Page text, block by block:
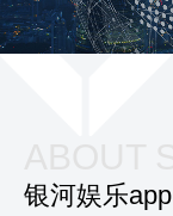
银河娱乐app